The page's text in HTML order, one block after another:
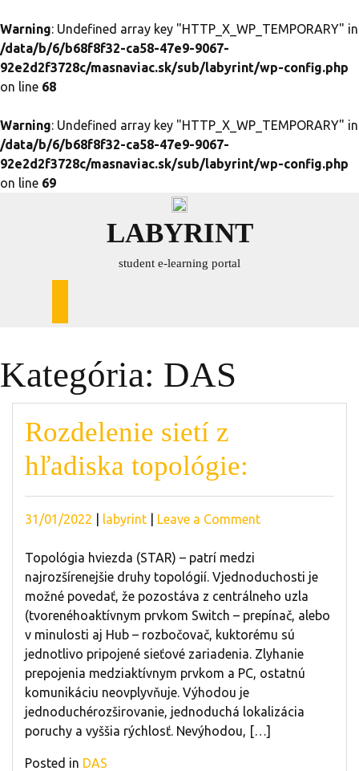
Warning: Undefined array key "HTTP_X_WP_TEMPORARY" in
/data/b/6/b68f8f32-ca58-47e9-9067-
92e2d2f3728c/masnaviac.sk/sub/labyrint/wp-config.php
on line 68
Warning: Undefined array key "HTTP_X_WP_TEMPORARY" in
/data/b/6/b68f8f32-ca58-47e9-9067-
92e2d2f3728c/masnaviac.sk/sub/labyrint/wp-config.php
on line 69
LABYRINT
student e-learning portal
Kategória: DAS
Rozdelenie sietí z
hľadiska topológie:
Posted
31/01/2022
Posted
labyrint Leave a Commenton
z
hľadiska
topológie:
Topológia hviezda (STAR) – patrí medzi
najrozšírenejšie druhy topológií. Vjednoduchosti je
možné povedať, že pozostáva z centrálneho uzla
(tvorenéhoaktívnym prvkom Switch – prepínač, alebo
v minulosti aj Hub – rozbočovač, kuktorému sú
jednotlivo pripojené sieťové zariadenia. Zlyhanie
prepojenia medziaktívnym prvkom a PC, ostatnú
komunikáciu neovplyvňuje. Výhodou je
jednoduchérozširovanie, jednoduchá lokalizácia
poruchy a vyššia rýchlosť. Nevýhodou, […]
Posted in DAS